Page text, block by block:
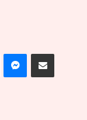
MessengerPartager par email